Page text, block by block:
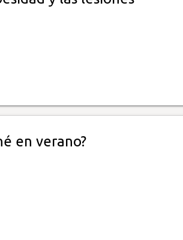
en verano?